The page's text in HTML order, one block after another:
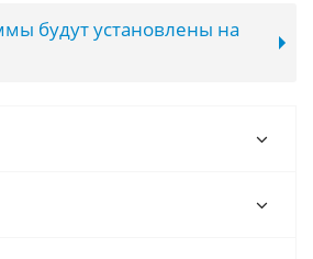
будут установлены на